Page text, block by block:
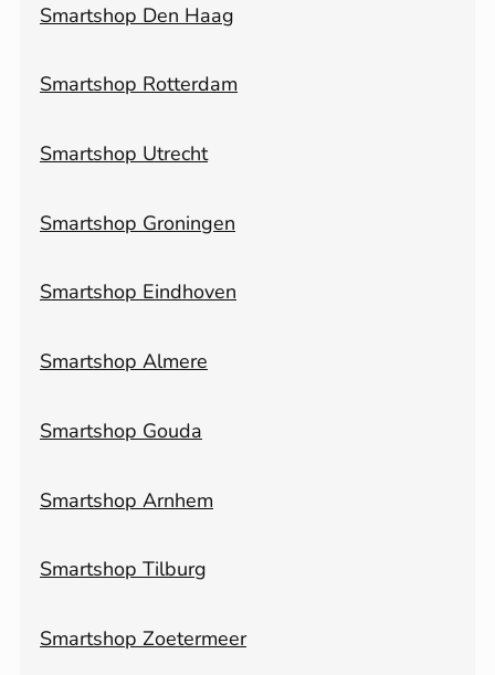
Smartshop Den Haag
Smartshop Rotterdam
Smartshop Utrecht
Smartshop Groningen
Smartshop Eindhoven
Smartshop Almere
Smartshop Gouda
Smartshop Arnhem
Smartshop Tilburg
Smartshop Zoetermeer